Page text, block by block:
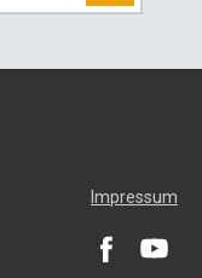
Impressum